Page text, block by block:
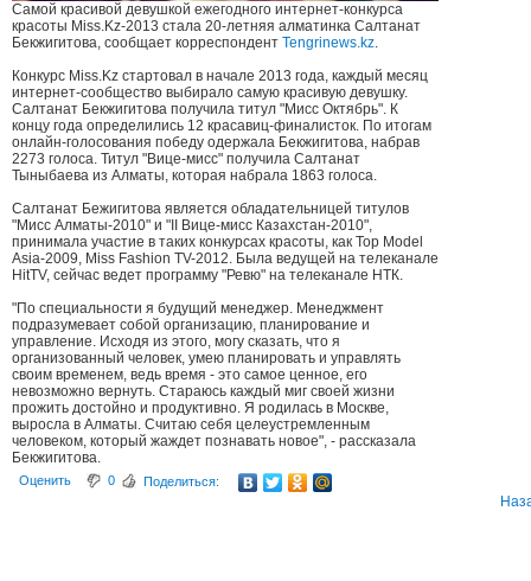
Самой красивой девушкой ежегодного интернет-конкурса
красоты Miss.Kz-2013 стала 20-летняя алматинка Салтанат
Бекжигитова, сообщает корреспондент Tengrinews.kz.
Конкурс Miss.Kz стартовал в начале 2013 года, каждый месяц
интернет-сообщество выбирало самую красивую девушку.
Салтанат Бекжигитова получила титул "Мисс Октябрь". К
концу года определились 12 красавиц-финалисток. По итогам
онлайн-голосования победу одержала Бекжигитова, набрав
2273 голоса. Титул "Вице-мисс" получила Салтанат
Тыныбаева из Алматы, которая набрала 1863 голоса.
Салтанат Бежигитова является обладательницей титулов
"Мисс Алматы-2010" и "II Вице-мисс Казахстан-2010",
принимала участие в таких конкурсах красоты, как Top Model
Asia-2009, Miss Fashion TV-2012. Была ведущей на телеканале
HitTV, сейчас ведет программу "Ревю" на телеканале НТК.
"По специальности я будущий менеджер. Менеджмент
подразумевает собой организацию, планирование и
управление. Исходя из этого, могу сказать, что я
организованный человек, умею планировать и управлять
своим временем, ведь время - это самое ценное, его
невозможно вернуть. Стараюсь каждый миг своей жизни
прожить достойно и продуктивно. Я родилась в Москве,
выросла в Алматы. Считаю себя целеустремленным
человеком, который жаждет познавать новое", - рассказала
Бекжигитова.
Оценить 0 Поделиться: